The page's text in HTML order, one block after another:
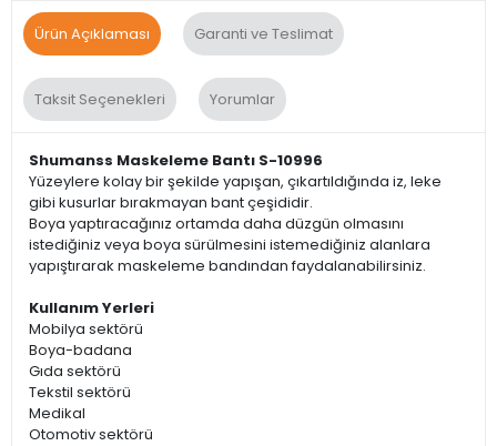
Ürün Açıklaması Garanti ve Teslimat
Taksit Seçenekleri Yorumlar
Shumanss Maskeleme Bantı S-10996
Yüzeylere kolay bir şekilde yapışan, çıkartıldığında iz, leke
gibi kusurlar bırakmayan bant çeşididir.
Boya yaptıracağınız ortamda daha düzgün olmasını
istediğiniz veya boya sürülmesini istemediğiniz alanlara
yapıştırarak maskeleme bandından faydalanabilirsiniz.
Kullanım Yerleri
Mobilya sektörü
Boya-badana
Gıda sektörü
Tekstil sektörü
Medikal
Otomotiv sektörü